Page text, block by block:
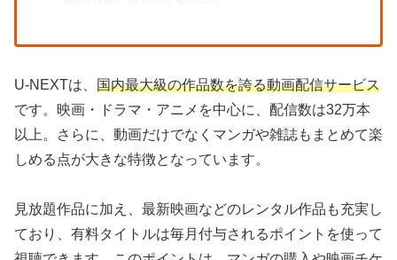
U-NEXTは、 国内最大級の作品数を誇る動画配信サービス
です。映画・ドラマ・アニメを中心に、配信数は32万本
以上。さらに、動画だけでなくマンガや雑誌もまとめて楽
しめる点が大きな特徴となっています。
見放題作品に加え、最新映画などのレンタル作品も充実し
ており、有料タイトルは毎月付与されるポイントを使って